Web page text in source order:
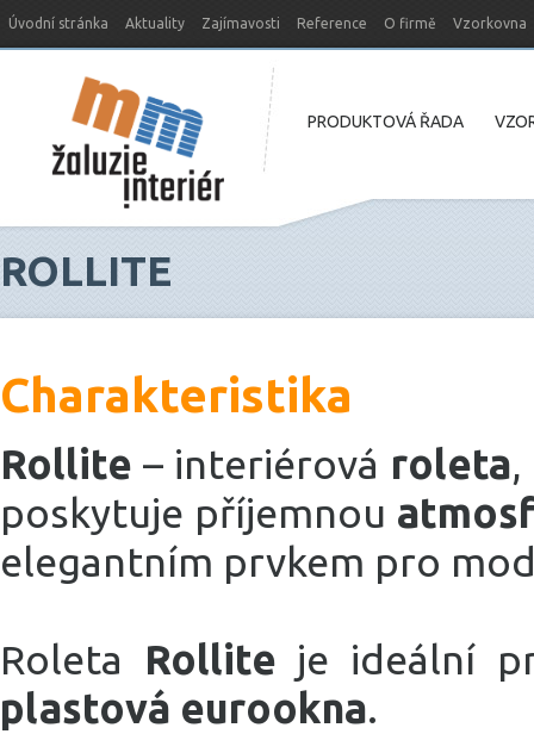
Úvodní stránka Aktuality Zajímavosti Reference O firmě Vzorkovna
PRODUKTOVÁ ŘADA
ROLLITE
Charakteristika
Rollite – interiérová roleta
poskytuje příjemnou
elegantním prvkem pro
Roleta Rollite je ideální
plastová eurookna.